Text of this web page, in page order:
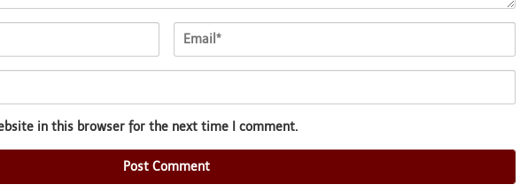
in this browser for the next time I comment.